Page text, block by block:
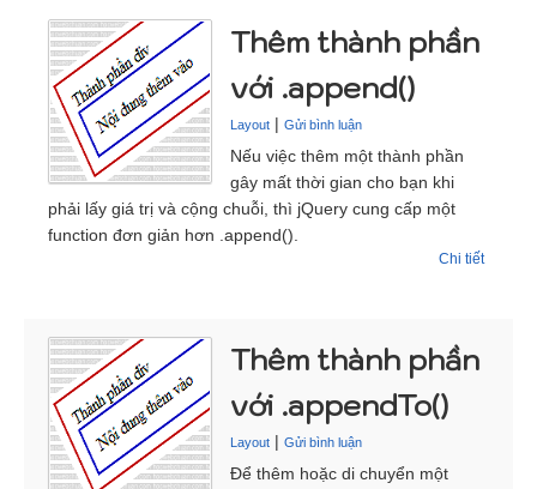
Thêm thành phần
với .append()
Layout | Gửi bình luận
Nếu việc thêm một thành phần
gây mất thời gian cho bạn khi
phải lấy giá trị và cộng chuỗi, thì jQuery cung cấp một
function đơn giản hơn .append().
Chi tiết
Thêm thành phần
với .appendTo()
Layout | Gửi bình luận
Để thêm hoặc di chuyển một